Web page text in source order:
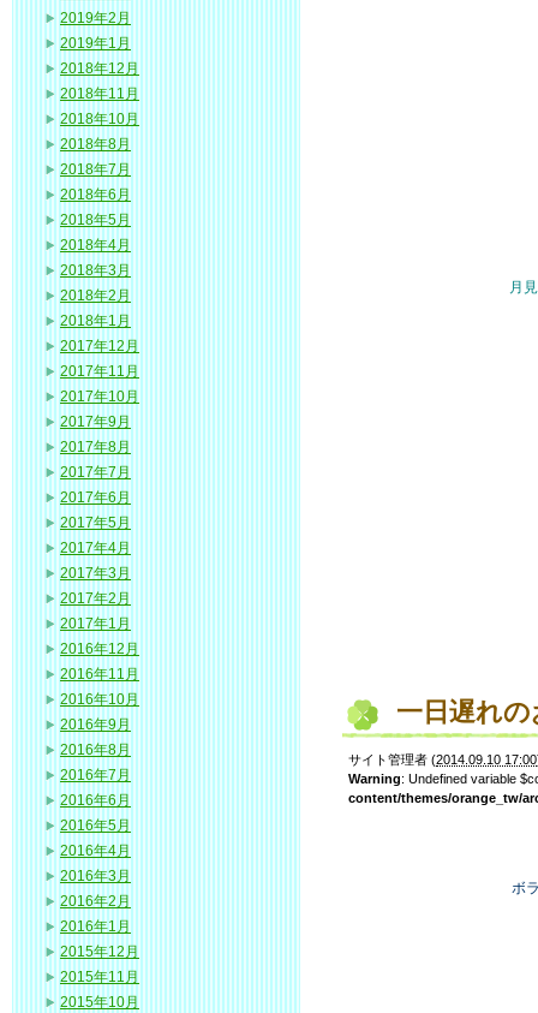
月
一日遅れ
サイト管理者 (2014.09.10 17:00
Warning: Undefined variable
content/themes/orange_tw/
ボ
2019年2月
2019年1月
2018年12月
2018年11月
2018年10月
2018年8月
2018年7月
2018年6月
2018年5月
2018年4月
2018年3月
2018年2月
2018年1月
2017年12月
2017年11月
2017年10月
2017年9月
2017年8月
2017年7月
2017年6月
2017年5月
2017年4月
2017年3月
2017年2月
2017年1月
2016年12月
2016年11月
2016年10月
2016年9月
2016年8月
2016年7月
2016年6月
2016年5月
2016年4月
2016年3月
2016年2月
2016年1月
2015年12月
2015年11月
2015年10月